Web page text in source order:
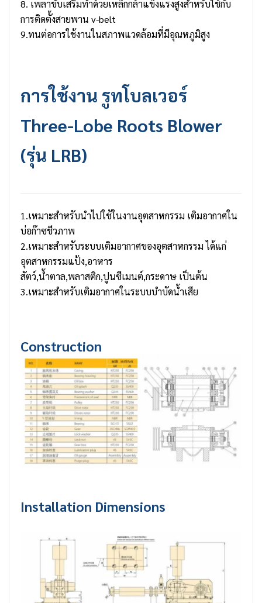
8. เพลาขับเสริมทำด้วยเหล็กกล้าแข็งแรงสูงสำหรับใช้กับ
การติดตั้งสายพาน v-belt
9.ทนต่อการใช้งานในสภาพแวดล้อมที่มีอุณหภูมิสูง
การใช้งาน รูทโบลเวอร์
Three-Lobe Roots Blower
(รุ่น LRB)
1.เหมาะสำหรับนำไปใช้ในงานอุตสาหกรรม เติมอากาศใน
บ่อก๊าซชีวภาพ
2.เหมาะสำหรับระบบเติมอากาศของอุตสาหกรรม ได้แก่
อุตสาหกรรมแป้ง,อาหาร
สัตว์,น้ำตาล,พลาสติก,ปูนซีเมนต์,กระดาษ เป็นต้น
3.เหมาะสำหรับเติมอากาศในระบบบำบัดน้ำเสีย
Construction
Installation Dimensions